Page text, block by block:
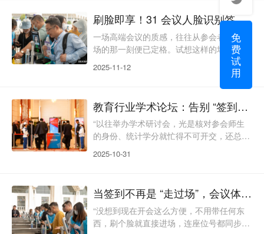
签到打破了 “签到只是入场” 的固有认知，
以 “高效、安全、尊崇” 为核心，将技术与
人文关怀深度融合，让签到从 “流程化通关”
刷脸即享！31 会议人脸识别签到，定义高端会议入场新标杆
一场高端会议的质感，往往从参会者踏入会
场的那一刻便已定格。试想这样的场景：提
前半小时抵达会场，却被数十米的签到长队
困住；翻遍背包找不到实体邀请函，在签到
台尴尬不已；身为重要嘉宾，却因签到拥堵
繁琐，不仅消耗着参会者的耐心，更让主办
方精心打造的专业形象大打折扣。31 会议
人脸识别签到技术的出现，正以科技之力打
“亮点体验”
2025-11-12
教育行业学术论坛：告别 “签到混乱”，让学术交流更专注
“以往举办学术研讨会，光是核对参会师生
的身份、统计学分就忙得不可开交，还总出
李老师的困扰，道出了教育行业会议的普遍
教学研讨会中，31 会议为参会师生打造了
“身份核验 + 学分自动登记” 的一体化解决方
案。参会者通过学校官网报名时，系统自动
2025-10-31
当签到不再是 “走过场”，会议体验从这里升级
“没想到现在开会这么方便，不用带任何东
西，刷个脸就直接进场，连座位号都同步推
免
费
试
用